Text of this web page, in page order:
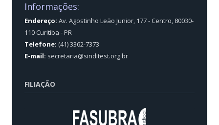
Informações:
Endereço: Av. Agostinho Leão Junior, 177 - Centro, 80030-
110 Curitiba - PR
Telefone: (41) 3362-7373
E-mail: secretaria@sinditest.org.br
FILIAÇÃO